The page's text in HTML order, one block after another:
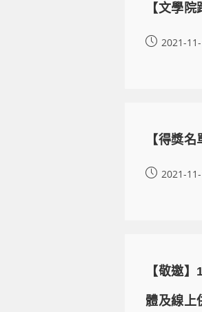
【文學
2021-
【得獎
2021-
【敬邀
體及線上